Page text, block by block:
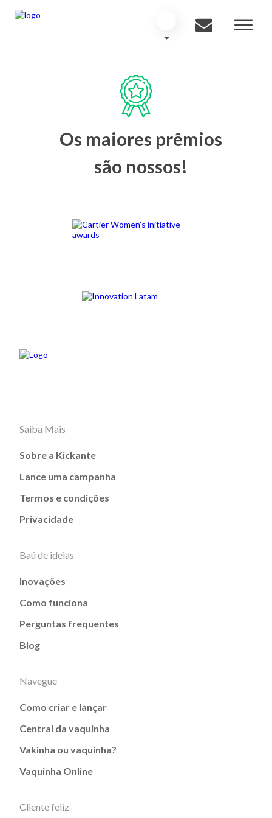
Os maiores prêmios
são nossos!
Saiba Mais
Sobre a Kickante
Lance uma campanha
Termos e condições
Privacidade
Baú de ideias
Inovações
Como funciona
Perguntas frequentes
Blog
Navegue
Como criar e lançar
Central da vaquinha
Vakinha ou vaquinha?
Vaquinha Online
Cliente feliz